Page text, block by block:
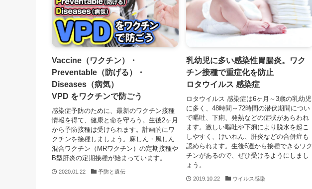
Vaccine（ワクチン）・
Preventable（防げる）・
Diseases（病気）
VPD をワクチンで防ごう
感染症予防のために、最新のワクチン接種
情報を得て、健康と命を守ろう。生後2ヶ月
から予防接種は受けられます。計画的にワ
クチンを接種しましょう。麻しん・風しん
混合ワクチン（MRワクチン）の定期接種や
B型肝炎の定期接種が始まっています。
2020.01.22 予防と遺伝
乳幼児に多い感染性胃腸炎。ワク
チン接種で重症化を防止
ロタウイルス 感染症
ロタウイルス 感染症は6ヶ月～3歳の乳幼児
に多く、48時間～72時間の潜伏期間につい
で嘔吐、下痢、発熱などの症状があらわれ
ます。激しい嘔吐や下痢により脱水を起こ
しやすく、けいれん、肝炎などの合併症も
認められます。生後6週から接種できるワク
チンがあるので、ぜひ受けるようにしまし
ょう。
2019.10.22 ウイルス感染